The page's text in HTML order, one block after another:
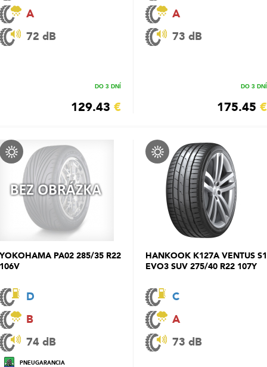
A
72 dB
DO 3 DNÍ
129.43 €
A
73 dB
DO 3 DNÍ
175.45 €
YOKOHAMA PA02 285/35 R22
106V
D
B
74 dB
PNEUGARANCIA
HANKOOK K127A VENTUS S1
EVO3 SUV 275/40 R22 107Y
C
A
73 dB